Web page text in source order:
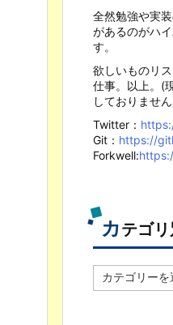
全然勉強や実
があるのがハ
す。
欲しいものリス
仕事。以上。(
しておりませ
Twitter：
Git： https://
Forkwell:
カテゴリ
テ